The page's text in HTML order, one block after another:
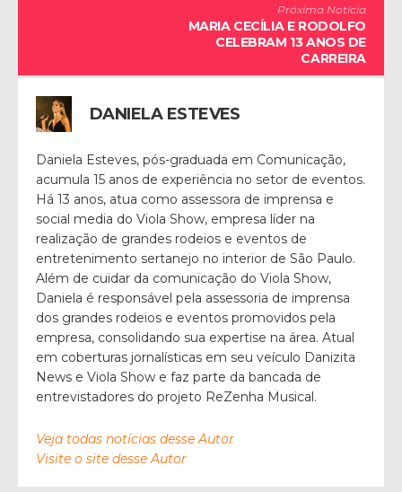
Próxima Notícia
MARIA CECÍLIA E RODOLFO
CELEBRAM 13 ANOS DE
CARREIRA
DANIELA ESTEVES
Daniela Esteves, pós-graduada em Comunicação,
acumula 15 anos de experiência no setor de eventos.
Há 13 anos, atua como assessora de imprensa e
social media do Viola Show, empresa líder na
realização de grandes rodeios e eventos de
entretenimento sertanejo no interior de São Paulo.
Além de cuidar da comunicação do Viola Show,
Daniela é responsável pela assessoria de imprensa
dos grandes rodeios e eventos promovidos pela
empresa, consolidando sua expertise na área. Atual
em coberturas jornalísticas em seu veículo Danizita
News e Viola Show e faz parte da bancada de
entrevistadores do projeto ReZenha Musical.
Veja todas notícias desse Autor
Visite o site desse Autor